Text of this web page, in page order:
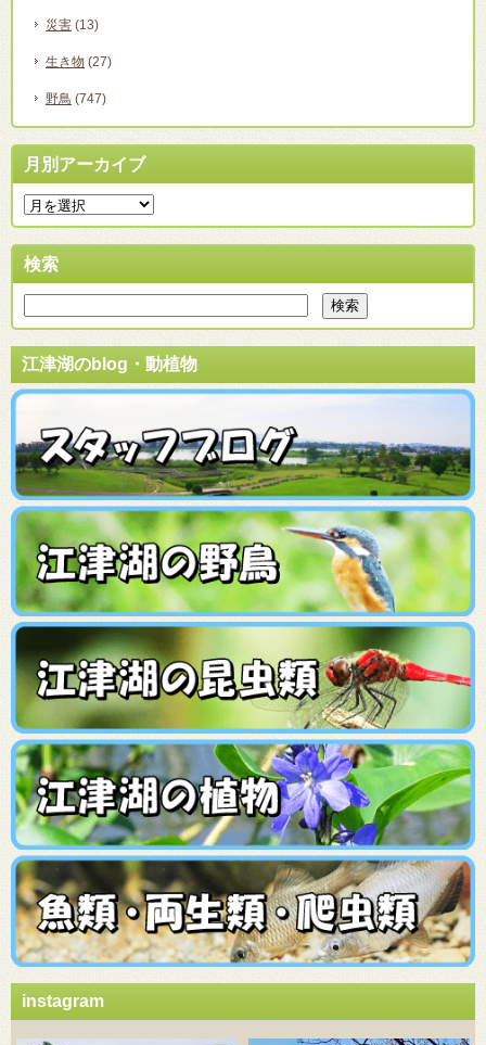
災害 (13)
生き物 (27)
野鳥 (747)
月別アーカイブ
検索
江津湖のblog・動植物
instagram